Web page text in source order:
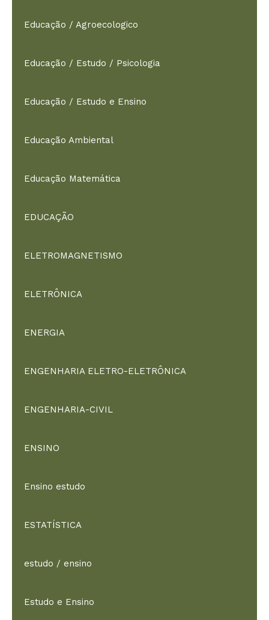
Educação / Agroecologico
Educação / Estudo / Psicologia
Educação / Estudo e Ensino
Educação Ambiental
Educação Matemática
EDUCAÇÃO
ELETROMAGNETISMO
ELETRÔNICA
ENERGIA
ENGENHARIA ELETRO-ELETRÔNICA
ENGENHARIA-CIVIL
ENSINO
Ensino estudo
ESTATÍSTICA
estudo / ensino
Estudo e Ensino